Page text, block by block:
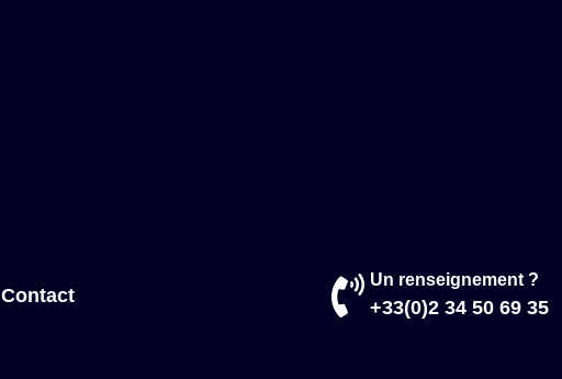
Contact
Un renseignement ?
+33(0)2 34 50 69 35